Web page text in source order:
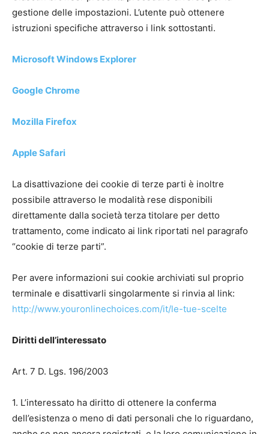
gestione delle impostazioni. L’utente può ottenere
istruzioni specifiche attraverso i link sottostanti.
Microsoft Windows Explorer
Google Chrome
Mozilla Firefox
Apple Safari
La disattivazione dei cookie di terze parti è inoltre
possibile attraverso le modalità rese disponibili
direttamente dalla società terza titolare per detto
trattamento, come indicato ai link riportati nel paragrafo
“cookie di terze parti”.
Per avere informazioni sui cookie archiviati sul proprio
terminale e disattivarli singolarmente si rinvia al link:
http://www.youronlinechoices.com/it/le-tue-scelte
Diritti dell’interessato
Art. 7 D. Lgs. 196/2003
1. L’interessato ha diritto di ottenere la conferma
dell’esistenza o meno di dati personali che lo riguardano,